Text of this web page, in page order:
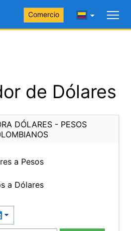
Comercio
de Dólares
DÓLARES - PESOS
a Pesos
a Dólares